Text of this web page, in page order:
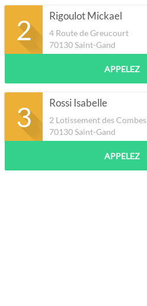
2 Rigoulot Mickael
4 Route de Greucourt
70130Saint-Gand
APPELEZ
3 Rossi Isabelle
2 Lotissement des Combes
70130Saint-Gand
APPELEZ